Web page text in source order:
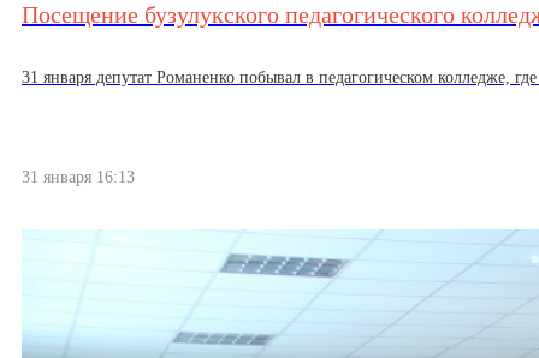
Посещение бузулукского педагогического
31 января депутат Романенко побывал в педагогическом колледже,
31 января 16:13